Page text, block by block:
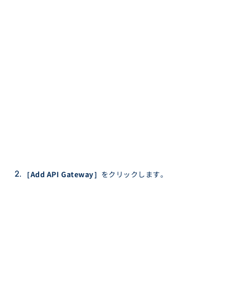
［Add API Gateway］ をクリックします。